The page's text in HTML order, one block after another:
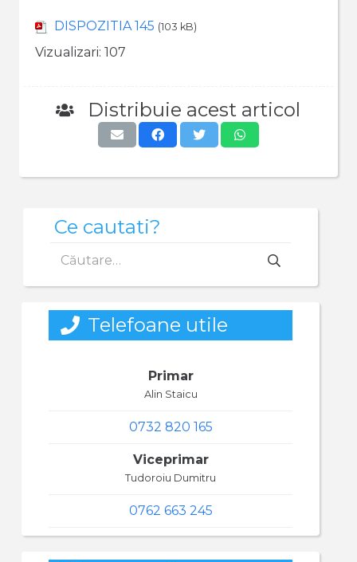
DISPOZITIA 145 (103 kB)
Vizualizari: 107
Distribuie acest articol
Ce cautati?
după:
Telefoane utile
Primar
Alin Staicu
0732 820 165
Viceprimar
Tudoroiu Dumitru
0762 663 245